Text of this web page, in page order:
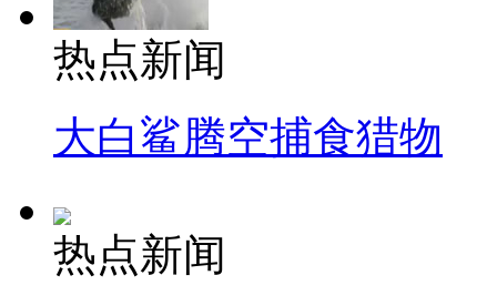
热点新闻
大白鲨腾空捕食猎物
热点新闻